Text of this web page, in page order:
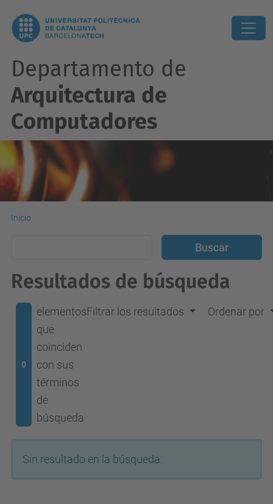
Departamento de
Arquitectura de
Computadores
Inicio
Resultados de búsqueda
0
elementos
que
coinciden
con sus
términos
de
búsqueda
Filtrar los resultados Ordenar por
Sin resultado en la búsqueda.